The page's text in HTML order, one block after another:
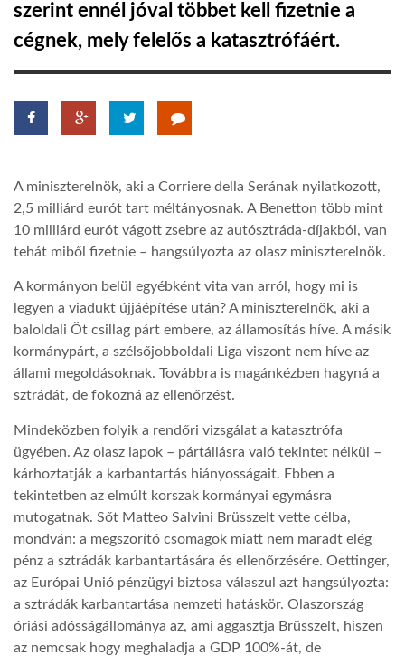
TROPICALMAGAZIN
A NAP SZÉPE
LINKTR.EE
DOBRAVERO.HU
LATIMO.HU
GLOBOBOOK
szerint ennél jóval többet kell fizetnie a
cégnek, mely felelős a katasztrófáért.
A miniszterelnök, aki a Corriere della Serának nyilatkozott,
2,5 milliárd eurót tart méltányosnak. A Benetton több mint
10 milliárd eurót vágott zsebre az autósztráda-díjakból, van
tehát miből fizetnie – hangsúlyozta az olasz miniszterelnök.
A kormányon belül egyébként vita van arról, hogy mi is
legyen a viadukt újjáépítése után? A miniszterelnök, aki a
baloldali Öt csillag párt embere, az államosítás híve. A másik
kormánypárt, a szélsőjobboldali Liga viszont nem híve az
állami megoldásoknak. Továbbra is magánkézben hagyná a
sztrádát, de fokozná az ellenőrzést.
Mindeközben folyik a rendőri vizsgálat a katasztrófa
ügyében. Az olasz lapok – pártállásra való tekintet nélkül –
kárhoztatják a karbantartás hiányosságait. Ebben a
tekintetben az elmúlt korszak kormányai egymásra
mutogatnak. Sőt Matteo Salvini Brüsszelt vette célba,
mondván: a megszorító csomagok miatt nem maradt elég
pénz a sztrádák karbantartására és ellenőrzésére. Oettinger,
az Európai Unió pénzügyi biztosa válaszul azt hangsúlyozta:
a sztrádák karbantartása nemzeti hatáskör. Olaszország
óriási adósságállománya az, ami aggasztja Brüsszelt, hiszen
az nemcsak hogy meghaladja a GDP 100%-át, de